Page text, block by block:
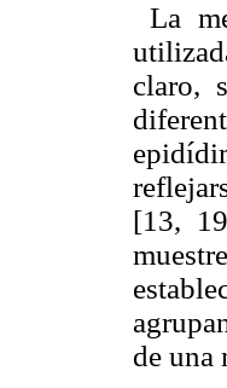
La
claro,
[13,
de una